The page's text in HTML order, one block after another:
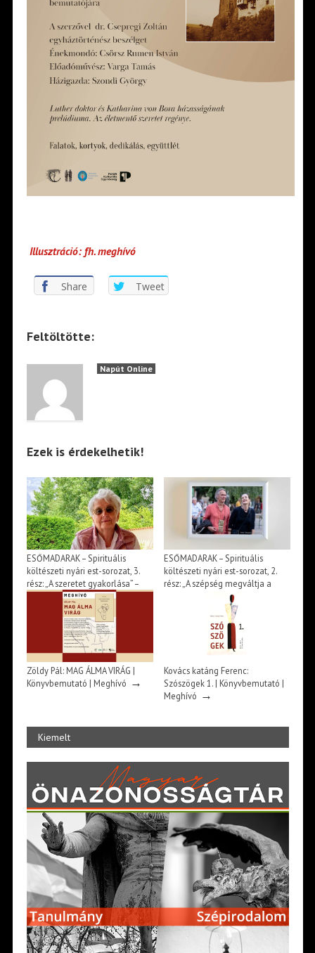
Illusztráció: fh. meghívó
Share Tweet
Feltöltötte:
Napút Online
Ezek is érdekelhetik!
ESŐMADARAK – Spirituális
költészeti nyári est-sorozat, 3.
rész: „A szeretet gyakorlása” –
szvámí Tírtha Fekete könyve –
Beszélgetés Ősz Szabó Évával |
→
ESŐMADARAK – Spirituális
költészeti nyári est-sorozat, 2.
rész: „A szépség megváltja a
világot” – beszélgetés Huszárik
Katával és Jász Attilával |
→
Zöldy Pál: MAG ÁLMA VIRÁG |
Könyvbemutató | Meghívó →
Kovács katáng Ferenc:
Szószögek 1. | Könyvbemutató |
Meghívó →
Kiemelt